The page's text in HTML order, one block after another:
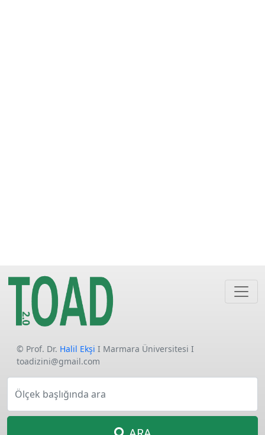
© Prof. Dr. Halil Ekşi I Marmara Üniversitesi I
toadizini@gmail.com
Ölçek başlığında ara